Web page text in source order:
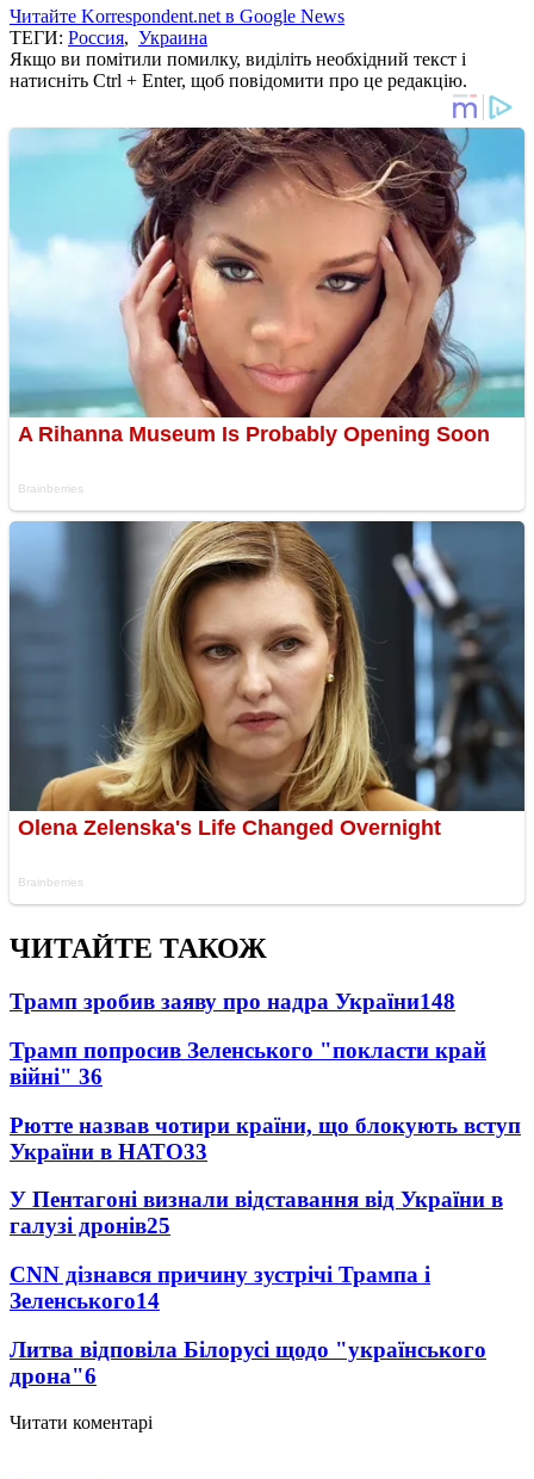
Читайте Korrespondent.net в Google News
ТЕГИ: Россия, Украина
Якщо ви помітили помилку, виділіть необхідний текст і
натисніть Ctrl + Enter, щоб повідомити про це редакцію.
ЧИТАЙТЕ ТАКОЖ
Трамп зробив заяву про надра України148
Трамп попросив Зеленського "покласти край
війні" 36
Рютте назвав чотири країни, що блокують вступ
України в НАТО33
У Пентагоні визнали відставання від України в
галузі дронів25
CNN дізнався причину зустрічі Трампа і
Зеленського14
Литва відповіла Білорусі щодо "українського
дрона"6
Читати коментарі